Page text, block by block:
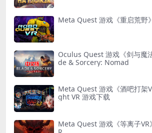
Meta Quest 游戏《重启荒野
Oculus Quest 游戏《剑与魔
de & Sorcery: Nomad
Meta Quest 游戏《酒吧打架
ght VR 游戏下载
Meta Quest 游戏《等离子